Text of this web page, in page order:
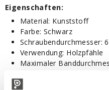
Eigenschaften:
Material: Kunststoff
Farbe: Schwarz
Schraubendurchmesser:
Verwendung: Holzpfähle
Maximaler
Verpackung: 25 Stück